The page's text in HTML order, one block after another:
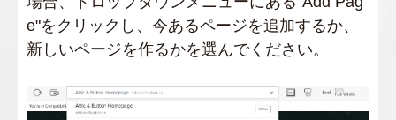
e"をクリックし、今あるページを追加するか、
新しいページを作るかを選んでください。